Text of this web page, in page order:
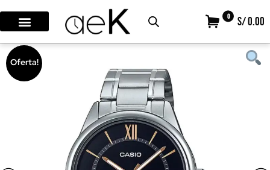
0 S/ 0.00
Oferta!